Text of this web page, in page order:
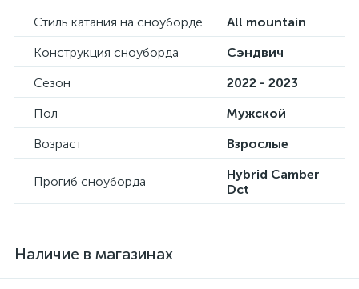
Стиль катания на сноуборде
All mountain
Конструкция сноуборда
Сэндвич
Сезон
2022 - 2023
Пол
Мужской
Возраст
Взрослые
Прогиб сноуборда
Hybrid Camber
Dct
Наличие в магазинах